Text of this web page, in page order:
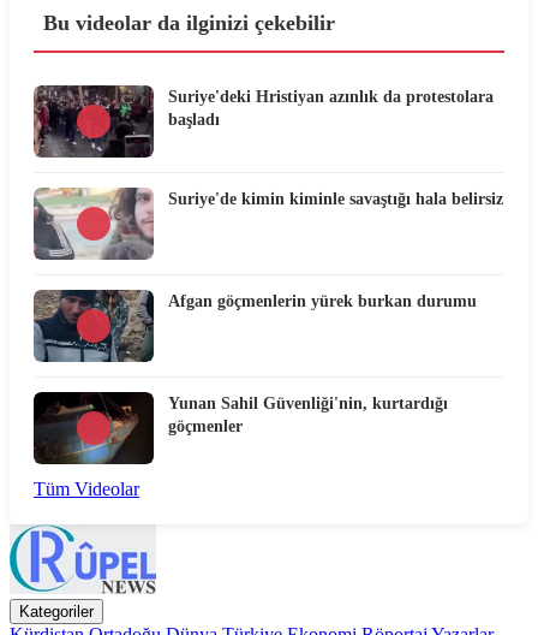
Bu videolar da ilginizi çekebilir
Suriye'deki Hristiyan azınlık da protestolara
başladı
Suriye'de kimin kiminle savaştığı hala belirsiz
Afgan göçmenlerin yürek burkan durumu
Yunan Sahil Güvenliği'nin, kurtardığı
göçmenler
Tüm Videolar
Kategoriler